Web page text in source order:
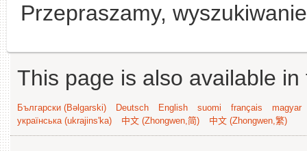
Przepraszamy,
This page is also available
Български (Bəlgarski) Deutsch English suomi français
magyar
українська (ukrajins'ka)
中文 (Zhongwen,简) 中文 (Zhongwen,繁)